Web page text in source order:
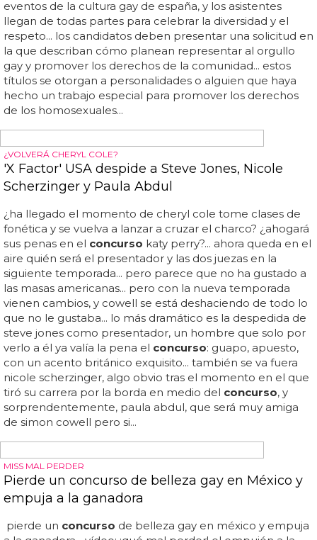
La historia de la pareja gay en portada del
catálogo de Ikea en Rusia
¡zas! una pareja gay gana elconcursopara salir en
portada del catálogo de ikea en rusia... al igual que en
otros países, ikea organizaba unconcursoen rusia para
elegir a los nuevos protagonistas de la portada de su
último catálogo... lev polyakov y su novio, a los que
catálogo ruso de ikea por mucha diferencia... en españa
hace unas semanas podías conseguir tu propio catálogo
personalizado con tu foto en algunas tiendas, pero en
rusia hicieron un
favorita de manera muy clara: una pareja gay... algunos
dicen que ha sido la propia empresa sueca la que ha
eliminado su foto delconcurso...
NO EXISTE NINGUNA REGLA AL RESPECTO
Canadá descalifica a una finalista para Miss
Universo por ser transexual
Jenna cumplía todos esos requisitos, pero los